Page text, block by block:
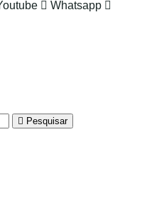
Whatsapp
Pesquisar